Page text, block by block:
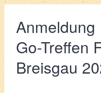
Go-Treffen
Breisgau